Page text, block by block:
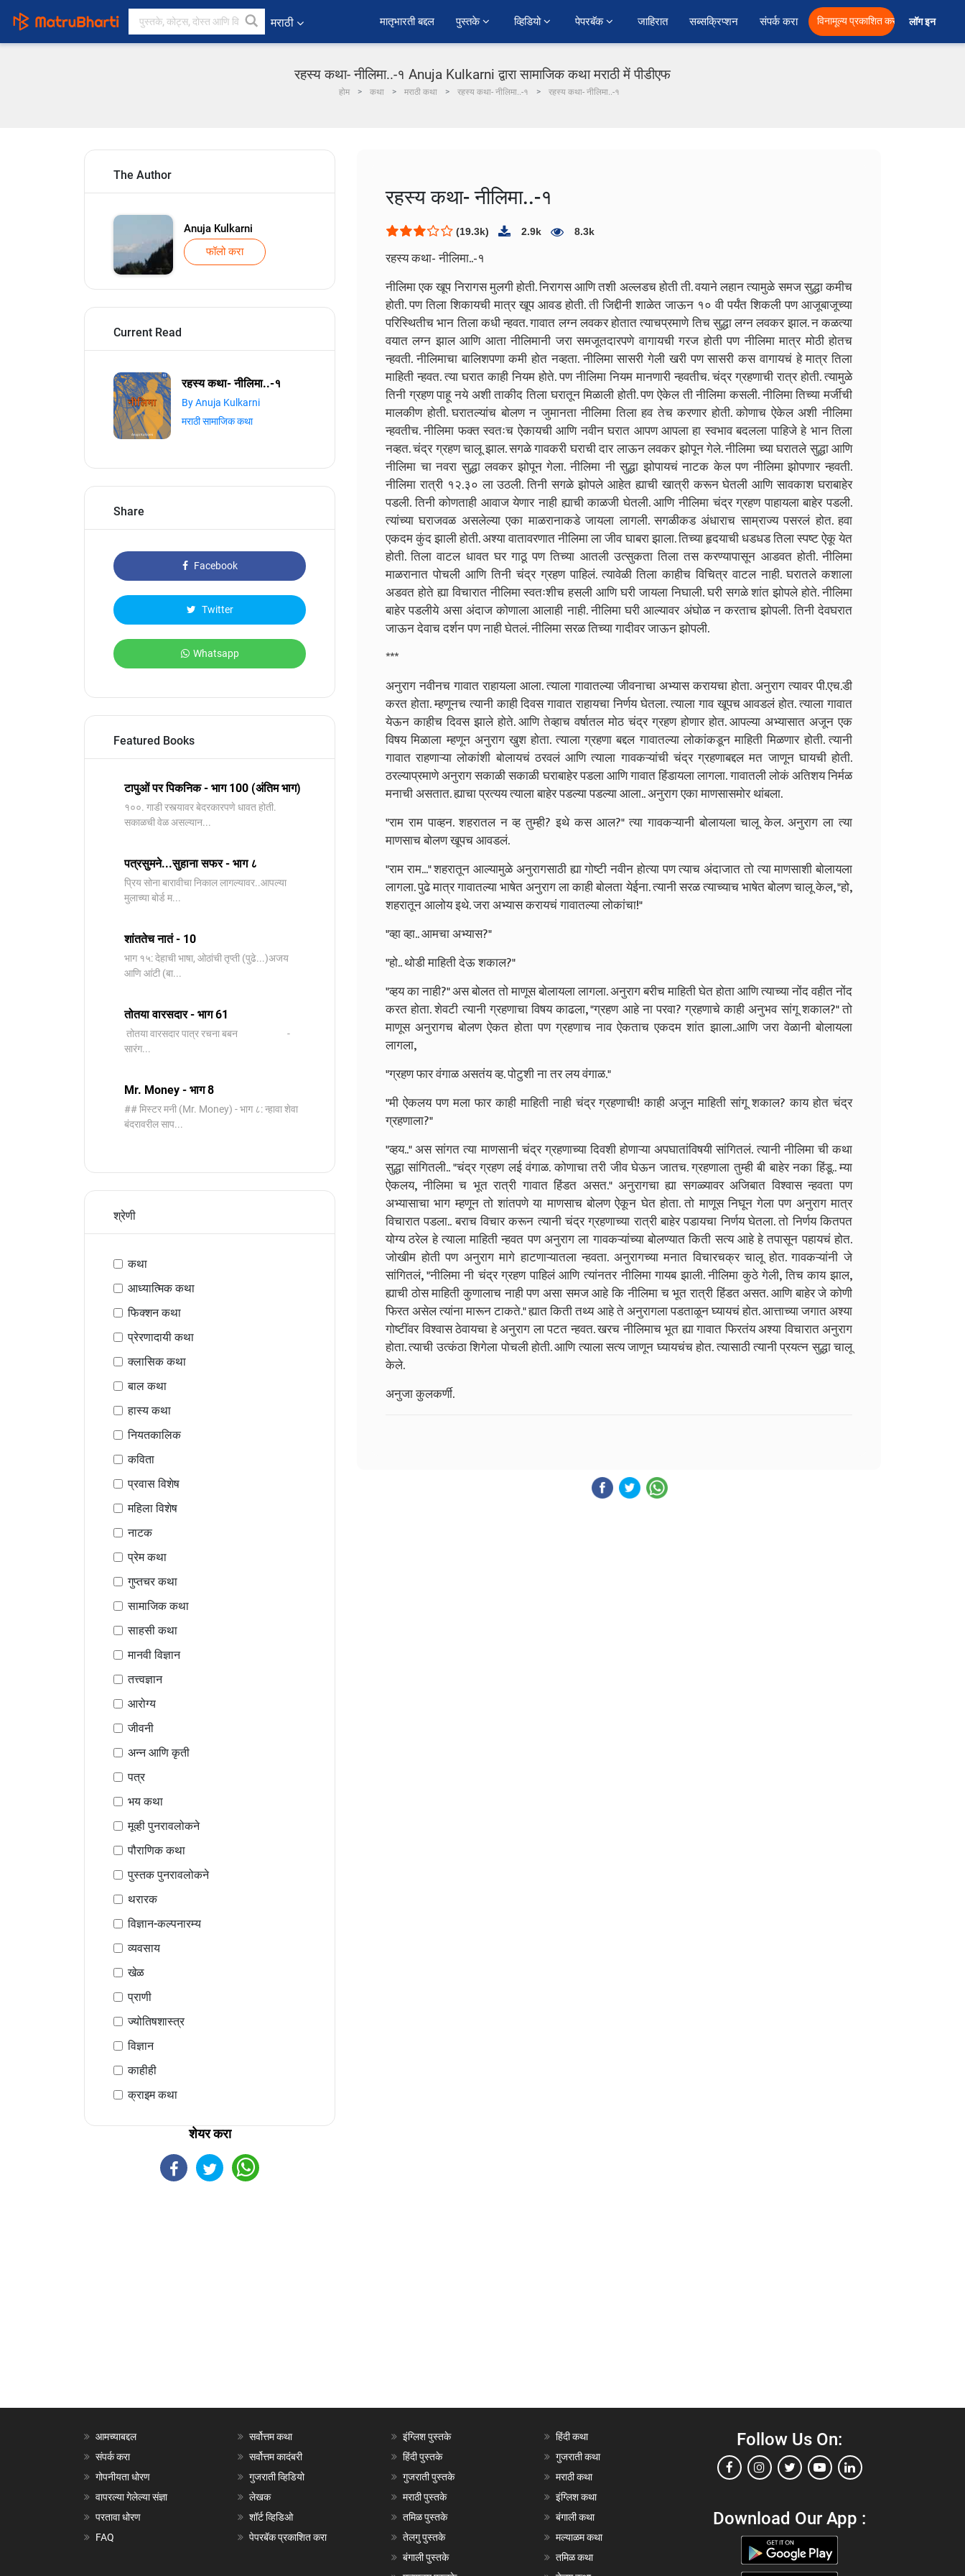
मराठी ﻿मातृभारती बद्दल पुस्तके व्हिडियो पेपरबॅक जाहिरात सब्सक्रिप्शन संपर्क करा विनामूल्य प्रकाशित करा लॉग इन
रहस्य कथा- नीलिमा..-१ Anuja Kulkarni द्वारा सामाजिक कथा मराठी में पीडीएफ
होम कथा मराठी कथा रहस्य कथा- नीलिमा..-१ रहस्य कथा- नीलिमा..-१
The Author
Anuja Kulkarni
फॉलो करा
Current Read
रहस्य कथा- नीलिमा..-१
By Anuja Kulkarni
मराठी सामाजिक कथा
Share
Facebook
Twitter
Whatsapp
Featured Books
टापुओं पर पिकनिक - भाग 100 (अंतिम भाग)
१००. गाडी रस्त्यावर बेदरकारपणे धावत होती.
सकाळची वेळ असल्यान...
पत्रसुमने...सुहाना सफर - भाग ८
प्रिय सोना बारावीचा निकाल लागल्यावर..आपल्या
मुलाच्या बोर्ड म...
शांततेच नातं - 10
भाग १५: देहाची भाषा, ओठांची तृप्ती (पुढे...)अजय
आणि आंटी (बा...
तोतया वारसदार - भाग 61
तोतया वारसदार पात्र रचना बबन -
सारंग...
Mr. Money - भाग 8
## मिस्टर मनी (Mr. Money) - भाग ८: न्हावा शेवा
बंदरावरील साप...
श्रेणी
कथा
आध्यात्मिक कथा
फिक्शन कथा
प्रेरणादायी कथा
क्लासिक कथा
बाल कथा
हास्य कथा
नियतकालिक
कविता
प्रवास विशेष
महिला विशेष
नाटक
प्रेम कथा
गुप्तचर कथा
सामाजिक कथा
साहसी कथा
मानवी विज्ञान
तत्त्वज्ञान
आरोग्य
जीवनी
अन्न आणि कृती
पत्र
भय कथा
मूव्ही पुनरावलोकने
पौराणिक कथा
पुस्तक पुनरावलोकने
थरारक
विज्ञान-कल्पनारम्य
व्यवसाय
खेळ
प्राणी
ज्योतिषशास्त्र
विज्ञान
काहीही
क्राइम कथा
शेयर करा
रहस्य कथा- नीलिमा..-१
(19.3k) 2.9k 8.3k
रहस्य कथा- नीलिमा..-१
नीलिमा एक खूप निरागस मुलगी होती. निरागस आणि तशी अल्लडच होती ती. वयाने लहान त्यामुळे समज सुद्धा कमीच
होती. पण तिला शिकायची मात्र खूप आवड होती. ती जिद्दीनी शाळेत जाऊन १० वी पर्यंत शिकली पण आजूबाजूच्या
परिस्थितीच भान तिला कधी न्हवत. गावात लग्न लवकर होतात त्याचप्रमाणे तिच सुद्धा लग्न लवकर झाल. न कळत्या
वयात लग्न झाल आणि आता नीलिमानी जरा समजूतदारपणे वागायची गरज होती पण नीलिमा मात्र मोठी होतच
न्हवती. नीलिमाचा बालिशपणा कमी होत नव्हता. नीलिमा सासरी गेली खरी पण सासरी कस वागायचं हे मात्र तिला
माहिती न्हवत. त्या घरात काही नियम होते. पण नीलिमा नियम मानणारी न्हवतीच. चंद्र ग्रहणाची रात्र होती. त्यामुळे
तिनी ग्रहण पाहू नये अशी ताकीद तिला घरातून मिळाली होती. पण ऐकेल ती नीलिमा कसली. नीलिमा तिच्या मर्जीची
मालकीण होती. घरातल्यांच बोलण न जुमानता नीलिमा तिला हव तेच करणार होती. कोणाच ऐकेल अशी नीलिमा
न्हवतीच. नीलिमा फक्त स्वतःच ऐकायची आणि नवीन घरात आपण आपला हा स्वभाव बदलला पाहिजे हे भान तिला
नव्हत. चंद्र ग्रहण चालू झाल. सगळे गावकरी घराची दार लाऊन लवकर झोपून गेले. नीलिमा च्या घरातले सुद्धा आणि
नीलिमा चा नवरा सुद्धा लवकर झोपून गेला. नीलिमा नी सुद्धा झोपायचं नाटक केल पण नीलिमा झोपणार न्हवती.
नीलिमा रात्री १२.३० ला उठली. तिनी सगळे झोपले आहेत ह्याची खात्री करून घेतली आणि सावकाश घराबाहेर
पडली. तिनी कोणताही आवाज येणार नाही ह्याची काळजी घेतली. आणि नीलिमा चंद्र ग्रहण पाहायला बाहेर पडली.
त्यांच्या घराजवळ असलेल्या एका माळरानाकडे जायला लागली. सगळीकड अंधाराच साम्राज्य पसरलं होत. हवा
एकदम कुंद झाली होती. अश्या वातावरणात नीलिमा ला जीव घाबरा झाला. तिच्या हृदयाची धडधड तिला स्पष्ट ऐकू येत
होती. तिला वाटल धावत घर गाठू पण तिच्या आतली उत्सुकता तिला तस करण्यापासून आडवत होती. नीलिमा
माळरानात पोचली आणि तिनी चंद्र ग्रहण पाहिलं. त्यावेळी तिला काहीच विचित्र वाटल नाही. घरातले कशाला
अडवत होते ह्या विचारात नीलिमा स्वतःशीच हसली आणि घरी जायला निघाली. घरी सगळे शांत झोपले होते. नीलिमा
बाहेर पडलीये असा अंदाज कोणाला आलाही नाही. नीलिमा घरी आल्यावर अंघोळ न करताच झोपली. तिनी देवघरात
जाऊन देवाच दर्शन पण नाही घेतलं. नीलिमा सरळ तिच्या गादीवर जाऊन झोपली.
***
अनुराग नवीनच गावात राहायला आला. त्याला गावातल्या जीवनाचा अभ्यास करायचा होता. अनुराग त्यावर पी.एच.डी
करत होता. म्हणूनच त्यानी काही दिवस गावात राहायचा निर्णय घेतला. त्याला गाव खूपच आवडलं होत. त्याला गावात
येऊन काहीच दिवस झाले होते. आणि तेव्हाच वर्षातल मोठ चंद्र ग्रहण होणार होत. आपल्या अभ्यासात अजून एक
विषय मिळाला म्हणून अनुराग खुश होता. त्याला ग्रहणा बद्दल गावातल्या लोकांकडून माहिती मिळणार होती. त्यानी
गावात राहणाऱ्या लोकांशी बोलायचं ठरवलं आणि त्याला गावकऱ्यांची चंद्र ग्रहणाबद्दल मत जाणून घायची होती.
ठरल्याप्रमाणे अनुराग सकाळी सकाळी घराबाहेर पडला आणि गावात हिंडायला लागला. गावातली लोकं अतिशय निर्मळ
मनाची असतात. ह्याचा प्रत्यय त्याला बाहेर पडल्या पडल्या आला.. अनुराग एका माणसासमोर थांबला.
"राम राम पाव्हन. शहरातल न व्ह तुम्ही? इथे कस आल?" त्या गावकऱ्यानी बोलायला चालू केल. अनुराग ला त्या
माणसाच बोलण खूपच आवडलं.
"राम राम..." शहरातून आल्यामुळे अनुरागसाठी ह्या गोष्टी नवीन होत्या पण त्याच अंदाजात तो त्या माणसाशी बोलायला
लागला. पुढे मात्र गावातल्या भाषेत अनुराग ला काही बोलता येईना. त्यानी सरळ त्याच्याच भाषेत बोलण चालू केल, "हो,
शहरातून आलोय इथे. जरा अभ्यास करायचं गावातल्या लोकांचा!"
"व्हा व्हा.. आमचा अभ्यास?"
"हो.. थोडी माहिती देऊ शकाल?"
"व्हय का नाही?" अस बोलत तो माणूस बोलायला लागला. अनुराग बरीच माहिती घेत होता आणि त्याच्या नोंद वहीत नोंद
करत होता. शेवटी त्यानी ग्रहणाचा विषय काढला, "ग्रहण आहे ना परवा? ग्रहणाचे काही अनुभव सांगू शकाल?" तो
माणूस अनुरागच बोलण ऐकत होता पण ग्रहणाच नाव ऐकताच एकदम शांत झाला..आणि जरा वेळानी बोलायला
लागला,
"ग्रहण फार वंगाळ असतंय व्ह. पोटुशी ना तर लय वंगाळ."
"मी ऐकलय पण मला फार काही माहिती नाही चंद्र ग्रहणाची! काही अजून माहिती सांगू शकाल? काय होत चंद्र
ग्रहणाला?"
"व्हय.." अस सांगत त्या माणसानी चंद्र ग्रहणाच्या दिवशी होणाऱ्या अपघातांविषयी सांगितलं. त्यानी नीलिमा ची कथा
सुद्धा सांगितली.. "चंद्र ग्रहण लई वंगाळ. कोणाचा तरी जीव घेऊन जातच. ग्रहणाला तुम्ही बी बाहेर नका हिंडू.. म्या
ऐकलय, नीलिमा च भूत रात्री गावात हिंडत असत." अनुरागचा ह्या सगळ्यावर अजिबात विश्वास न्हवता पण
अभ्यासाचा भाग म्हणून तो शांतपणे या माणसाच बोलण ऐकून घेत होता. तो माणूस निघून गेला पण अनुराग मात्र
विचारात पडला.. बराच विचार करून त्यानी चंद्र ग्रहणाच्या रात्री बाहेर पडायचा निर्णय घेतला. तो निर्णय कितपत
योग्य ठरेल हे त्याला माहिती न्हवत पण अनुराग ला गावकऱ्यांच्या बोलण्यात किती सत्य आहे हे तपासून पहायचं होत.
जोखीम होती पण अनुराग मागे हाटणाऱ्यातला न्हवता. अनुरागच्या मनात विचारचक्र चालू होत. गावकऱ्यांनी जे
सांगितलं, "नीलिमा नी चंद्र ग्रहण पाहिलं आणि त्यांनतर नीलिमा गायब झाली. नीलिमा कुठे गेली, तिच काय झाल,
ह्याची ठोस माहिती कुणालाच नाही पण असा समज आहे कि नीलिमा च भूत रात्री हिंडत असत. आणि बाहेर जे कोणी
फिरत असेल त्यांना मारून टाकते." ह्यात किती तथ्य आहे ते अनुरागला पडताळून घ्यायचं होत. आत्ताच्या जगात अश्या
गोष्टींवर विश्वास ठेवायचा हे अनुराग ला पटत न्हवत. खरच नीलिमाच भूत ह्या गावात फिरतंय अश्या विचारात अनुराग
होता. त्याची उत्कंठा शिगेला पोचली होती. आणि त्याला सत्य जाणून घ्यायचंच होत. त्यासाठी त्यानी प्रयत्न सुद्धा चालू
केले.
अनुजा कुलकर्णी.
आमच्याबद्दल
संपर्क करा
गोपनीयता धोरण
वापरल्या गेलेल्या संज्ञा
परतावा धोरण
FAQ
सर्वोत्तम कथा
सर्वोत्तम कादंबरी
गुजराती व्हिडियो
लेखक
शॉर्ट व्हिडिओ
पेपरबॅक प्रकाशित करा
इंग्लिश पुस्तके
हिंदी पुस्तके
गुजराती पुस्तके
मराठी पुस्तके
तमिळ पुस्तके
तेलगु पुस्तके
बंगाली पुस्तके
हिंदी कथा
गुजराती कथा
मराठी कथा
इंग्लिश कथा
बंगाली कथा
मल्याळम कथा
तमिळ कथा
Follow Us On:
Download Our App :